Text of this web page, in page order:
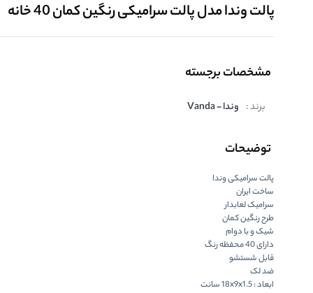
پالت وندا مدل پالت سرامیکی رنگین کمان 40 خانه
مشخصات برجسته
برند : وندا - Vanda
توضیحات
پالت سرامیکی وندا
ساخت ایران
سرامیک لعابدار
طرح رنگین کمان
شیک و با دوام
دارای 40 محفظه رنگ
قابل شستشو
ضد لک
ابعاد : 18x9x1.5 سانت